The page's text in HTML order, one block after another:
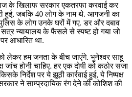
के खिलाफ सरकार एकतरफा करवाई कर
हुई, जबकि 40 लोग के नाम थे. आगजनी का
पुलिस के लोग उनके घरों में गए. डर और दबाव
सत्र न्यायालय के फैसले से स्पष्ट हो गया जो
आधारित था.
लेकर हम जनता के बीच जाएंगे. भुनेश्वर साहू
जांच होनी चाहिए. हर एक दोषी को कठोर सजा
निर्देश पर ये झूठी कार्रवाई हुई, ये निष्पक्ष
ने साम्प्रदायिक रंग देने की कोशिश की